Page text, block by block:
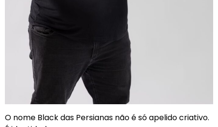
O nome Black das Persianas não é só apelido criativo.